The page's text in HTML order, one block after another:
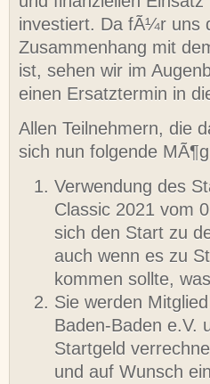
investiert. Da fÃ¼r uns
Zusammenhang mit
ist, sehen wir im
einen Ersatztermin in
Allen Teilnehmern, die
sich nun folgende
Verwendung des
Classic 2021 vom
sich den Start zu
auch wenn es zu
kommen sollte,
Sie werden
Baden-Baden e.V.
Startgeld
und auf Wunsch